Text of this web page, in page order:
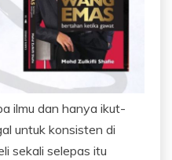
ilmu dan hanya ikut-
untuk konsisten di
sekali selepas itu